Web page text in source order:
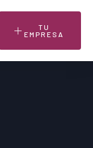
TU
EMPRESA